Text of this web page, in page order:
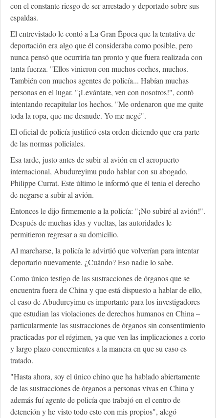
con el constante riesgo de ser arrestado y deportado sobre sus
espaldas.
El entrevistado le contó a La Gran Época que la tentativa de
deportación era algo que él consideraba como posible, pero
nunca pensó que ocurriría tan pronto y que fuera realizada con
tanta fuerza. "Ellos vinieron con muchos coches, muchos.
También con muchos agentes de policía... Habían muchas
personas en el lugar. "¡Levántate, ven con nosotros!", contó
intentando recapitular los hechos. "Me ordenaron que me quite
toda la ropa, que me desnude. Yo me negé".
El oficial de policía justificó esta orden diciendo que era parte
de las normas policiales.
Esa tarde, justo antes de subir al avión en el aeropuerto
internacional, Abudureyimu pudo hablar con su abogado,
Philippe Currat. Este último le informó que él tenia el derecho
de negarse a subir al avión.
Entonces le dijo firmemente a la policía: "¡No subiré al avión!".
Después de muchas idas y vueltas, las autoridades le
permitieron regresar a su domicilio.
Al marcharse, la policía le advirtió que volverían para intentar
deportarlo nuevamente. ¿Cuándo? Eso nadie lo sabe.
Como único testigo de las sustracciones de órganos que se
encuentra fuera de China y que está dispuesto a hablar de ello,
el caso de Abudureyimu es importante para los investigadores
que estudian las violaciones de derechos humanos en China –
particularmente las sustracciones de órganos sin consentimiento
practicadas por el régimen, ya que ven las implicaciones a corto
y largo plazo concernientes a la manera en que su caso es
tratado.
"Hasta ahora, soy el único chino que ha hablado abiertamente
de las sustracciones de órganos a personas vivas en China y
además fuí agente de policía que trabajó en el centro de
detención y he visto todo esto con mis propios", alegó